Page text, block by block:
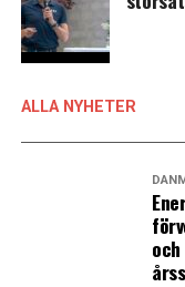
ALLA NYHETER